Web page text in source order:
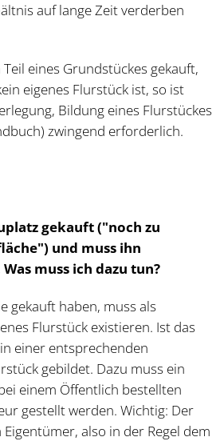
auf lange Zeit verderben
eines Grundstückes gekauft,
eigenes Flurstück ist, so ist
Bildung eines Flurstückes
zwingend erforderlich.
gekauft ("noch zu
und muss ihn
muss ich dazu tun?
gekauft haben, muss als
Flurstück existieren. Ist das
einer entsprechenden
gebildet. Dazu muss ein
einem Öffentlich bestellten
gestellt werden. Wichtig: Der
also in der Regel dem